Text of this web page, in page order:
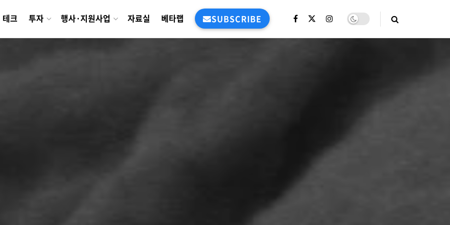
테크 투자 행사·지원사업 자료실 베타랩 SUBSCRIBE